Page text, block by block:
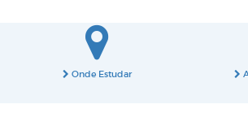
Onde Estudar